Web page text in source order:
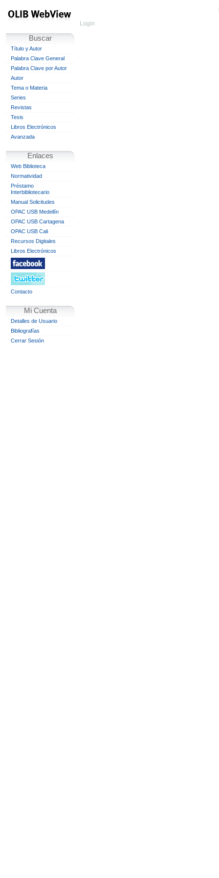
Buscar
Título y Autor
Palabra Clave General
Palabra Clave por Autor
Autor
Tema o Materia
Series
Revistas
Tesis
Libros Electrónicos
Avanzada
Enlaces
Web Biblioteca
Normatividad
Préstamo
Interbibliotecario
Manual Solicitudes
OPAC USB Medellín
OPAC USB Cartagena
OPAC USB Cali
Recursos Digitales
Libros Electrónicos
Contacto
Mi Cuenta
Detalles de Usuario
Bibliografías
Cerrar Sesión
Login